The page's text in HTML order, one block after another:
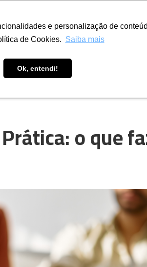
e personalização de
de Cookies. Saiba mais
Ok, entendi!
ESARH Parceiros Sala do
o que